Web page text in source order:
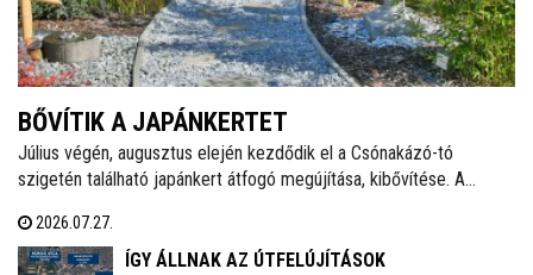
BŐVÍTIK A JAPÁNKERTET
Július végén, augusztus elején kezdődik el a Csónakázó-tó
szigetén található japánkert átfogó megújítása, kibővítése. A
ideje alatt a munkálatokkal érintett területet a látogatók elől
lezárják.
2026.07.27.
ÍGY ÁLLNAK AZ ÚTFELÚJÍTÁSOK